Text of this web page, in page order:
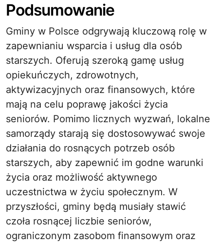
Podsumowanie
Gminy w Polsce odgrywają kluczową rolę w
zapewnianiu wsparcia i usług dla osób
starszych. Oferują szeroką gamę usług
opiekuńczych, zdrowotnych,
aktywizacyjnych oraz finansowych, które
mają na celu poprawę jakości życia
seniorów. Pomimo licznych wyzwań, lokalne
samorządy starają się dostosowywać swoje
działania do rosnących potrzeb osób
starszych, aby zapewnić im godne warunki
życia oraz możliwość aktywnego
uczestnictwa w życiu społecznym. W
przyszłości, gminy będą musiały stawić
czoła rosnącej liczbie seniorów,
ograniczonym zasobom finansowym oraz